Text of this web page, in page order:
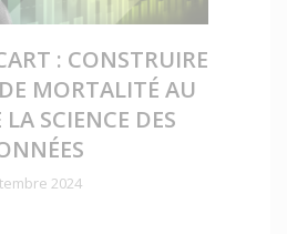
: CONSTRUIRE
MORTALITÉ AU
SCIENCE DES
2024